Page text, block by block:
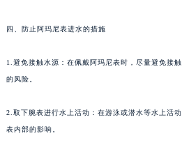
四、防止阿玛尼表进水的措施
1.避免接触水源：在佩戴阿玛尼表时，尽量避免接
的风险。
2.取下腕表进行水上活动：在游泳或潜水等水上活
表内部的影响。